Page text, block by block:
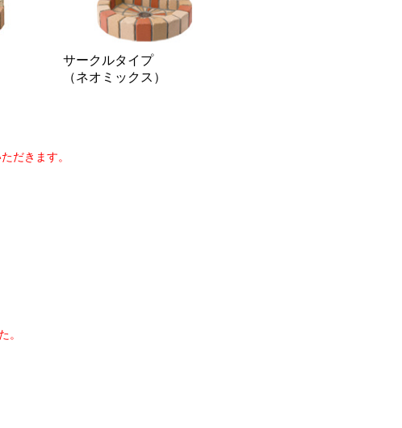
サークルタイプ
（ネオミックス）
だきます。
。